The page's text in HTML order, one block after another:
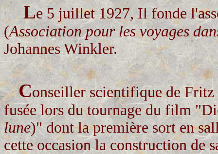
Le 5 juillet 1927, Il fonde
(Association pour les voyages
Johannes Winkler.
Conseiller scientifique de
fusée lors du tournage du film
lune)" dont la première sort en
cette occasion la construction de